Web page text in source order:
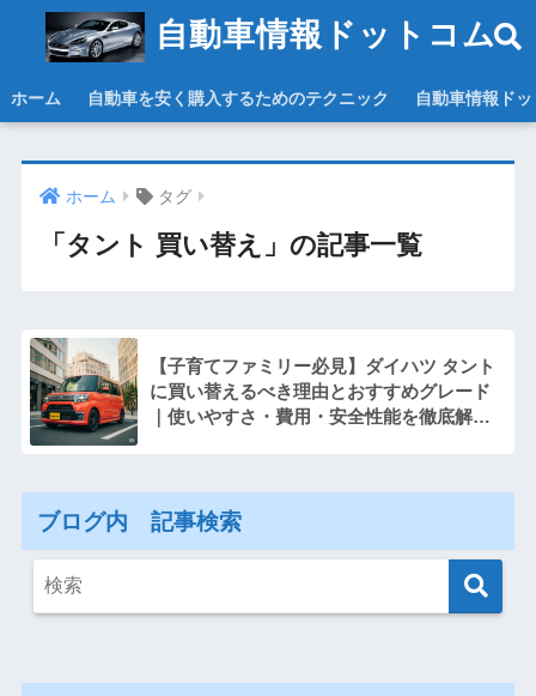
自動車情報ドットコム
ホーム 自動車を安く購入するためのテクニック 自動車情報ド
ホーム タグ
「タント 買い替え」の記事一覧
【子育てファミリー必見】ダイハツ タント
に買い替えるべき理由とおすすめグレード
｜使いやすさ・費用・安全性能を徹底解
ブログ内 記事検索